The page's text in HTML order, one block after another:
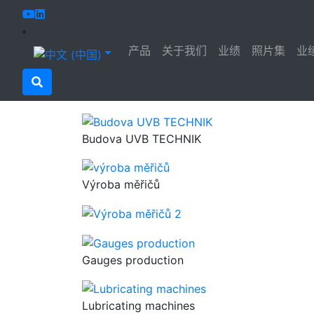
产品 关于我们 业绩 照片集 业
公司与人员
Budova UVB TECHNIK
Výroba měřičů
Gauges production
Lubricating machines